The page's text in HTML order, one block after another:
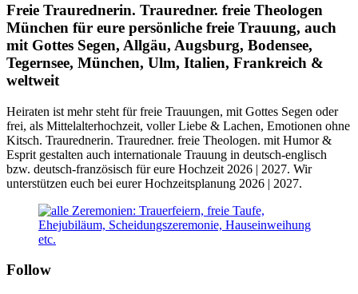
Freie Traurednerin. Trauredner. freie Theologen
München für eure persönliche freie Trauung, auch
mit Gottes Segen, Allgäu, Augsburg, Bodensee,
Tegernsee, München, Ulm, Italien, Frankreich &
weltweit
Heiraten ist mehrsteht für freie Trauungen, mit Gottes Segen oder
frei, als Mittelalterhochzeit, voller Liebe & Lachen, Emotionen ohne
Kitsch. Traurednerin. Trauredner. freie Theologen. mit Humor &
Esprit gestalten auch internationale Trauung in deutsch-englisch
bzw. deutsch-französisch für eure Hochzeit 2026 | 2027. Wir
unterstützen euch bei eurer Hochzeitsplanung 2026 | 2027.
Follow